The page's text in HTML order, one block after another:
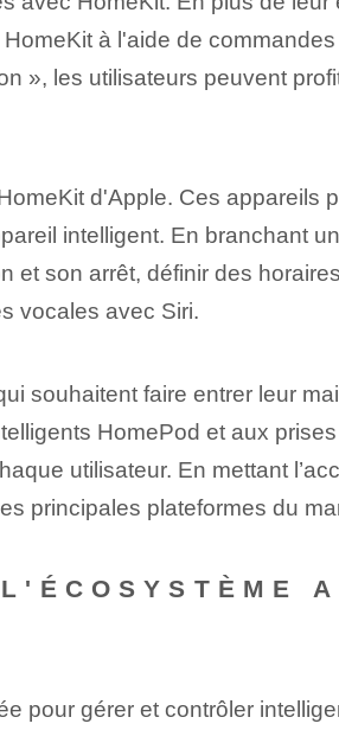
à l'aide de
», les utilisateurs peuvent
d'Apple. Ces appareils
intelligent. En branchant
son arrêt, définir des
vocales avec Siri.
souhaitent faire entrer leur
HomePod et aux
utilisateur. En mettant
principales plateformes du
pour gérer et contrôler